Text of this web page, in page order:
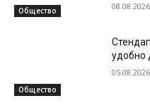
Общество 08.08.2026
Общество
удобно
05.08.2026